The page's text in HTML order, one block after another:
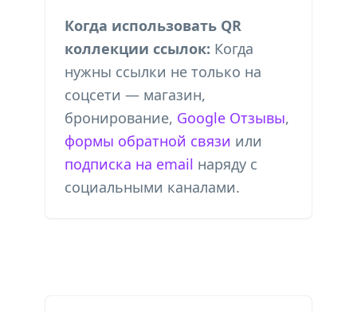
Когда использовать QR
коллекции ссылок: Когда
нужны ссылки не только на
соцсети — магазин,
бронирование, Google Отзывы,
формы обратной связи или
подписка на email наряду с
социальными каналами.